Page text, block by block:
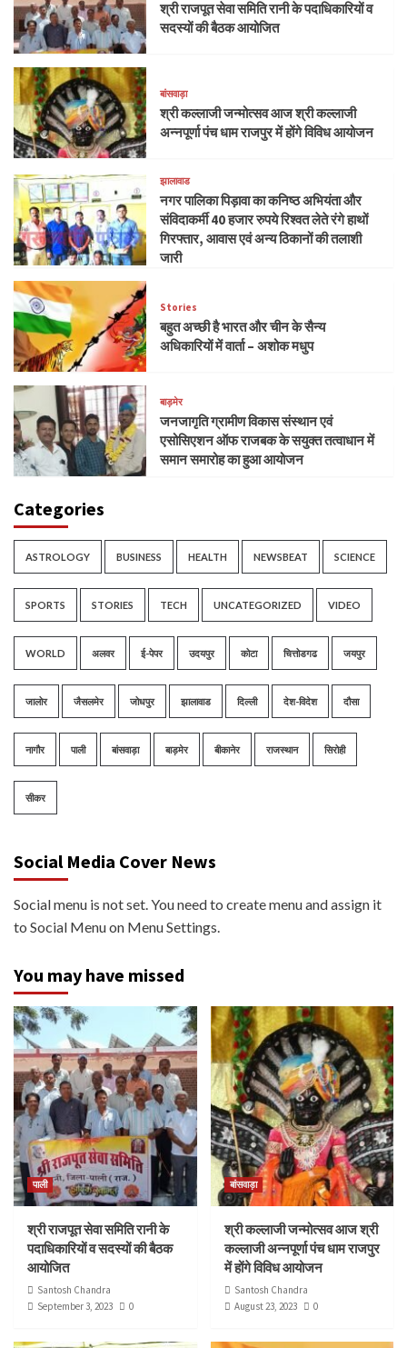
श्री राजपूत सेवा समिति रानी के पदाधिकारियों व
सदस्यों की बैठक आयोजित
बांसवाड़ा
श्री कल्लाजी जन्मोत्सव आज श्री कल्लाजी
अन्नपूर्णा पंच धाम राजपुर में होंगे विविध आयोजन
झालावाड
नगर पालिका पिड़ावा का कनिष्ठ अभियंता और
संविदाकर्मी 40 हजार रुपये रिश्वत लेते रंगे हाथों
गिरफ्तार, आवास एवं अन्य ठिकानों की तलाशी
जारी
Stories
बहुत अच्छी है भारत और चीन के सैन्य
अधिकारियों में वार्ता – अशोक मधुप
बाड़मेर
जनजागृति ग्रामीण विकास संस्थान एवं
एसोसिएशन ऑफ राजबक के सयुक्त तत्वाधान में
समान समारोह का हुआ आयोजन
Categories
ASTROLOGY BUSINESS HEALTH NEWSBEAT SCIENCE
SPORTS STORIES TECH UNCATEGORIZED VIDEO
WORLD अलवर ई-पेपर उदयपुर कोटा चित्तोडगढ जयपुर
जालोर जैसलमेर जोधपुर झालावाड दिल्ली देश-विदेश दौसा
नागौर पाली बांसवाड़ा बाड़मेर बीकानेर राजस्थान सिरोही
सीकर
Social Media Cover News
Social menu is not set. You need to create menu and assign it
to Social Menu on Menu Settings.
You may have missed
पाली
श्री राजपूत सेवा समिति रानी के
पदाधिकारियों व सदस्यों की बैठक
आयोजित
Santosh Chandra
September 3, 2023
0
बांसवाड़ा
श्री कल्लाजी जन्मोत्सव आज श्री
कल्लाजी अन्नपूर्णा पंच धाम राजपुर
में होंगे विविध आयोजन
Santosh Chandra
August 23, 2023
0